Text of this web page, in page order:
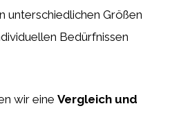
unterschiedlichen Größen
Bedürfnissen
wir eine Vergleich und